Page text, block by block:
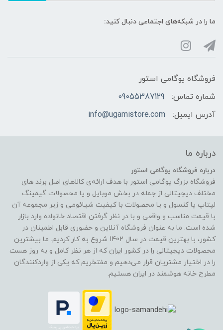
ما را در شبکه‌های اجتماعی دنبال کنید:
فروشگاه یوگامی استور
شماره تماس:
09055387129
آدرس ایمیل:
info@ugamistore.com
درباره ما
درباره فروشگاه یوگامی استور
فروشگاه بزرگ یوگامی استور با هدف ارائه‌ی کالاهای اصل برند های
مختلف دیجیتالی از جمله در بخش موبایل و یا محصولات گیمینگ
لپتاپ یا کنسول و یا محصولات با کیفیت شیائومی و زیر مجموعه آن
با قیمت مناسب و واقعی و با در نظر گرفتن اقتصاد خانواده وارد بازار
شده است. ما به عنوان فروشگاه آنلاین و حضوری قابل اطمینان در
کشور، با بهترین قیمت در سال 1402 شروع به کار کردیم. ما بیشترین
محصولات دیجیتالی را در کشور ایران که از هر نظر کامل و به روز هست
را در اختیار مشتریان قرار می‌دهیم و مفتخریم که یکی از واردکنندگان
مطرح خانه هوشمند در ایران هستیم.